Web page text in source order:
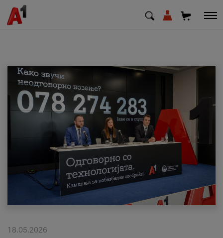
МК EN SQ
Деловни
Поддршка
Надополни кредит
18.05.2026